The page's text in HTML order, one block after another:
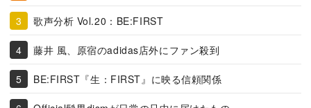
歌声分析 Vol.20：BE:FIRST
藤井 風、原宿のadidas店外にファン殺到
BE:FIRST『生：FIRST』に映る信頼関係